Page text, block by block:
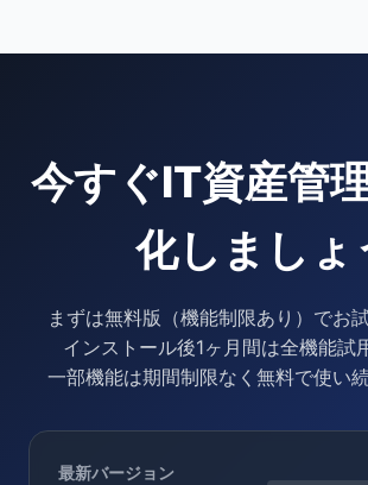
今すぐIT資産管
化しましょ
まずは無料版（機能制限あり）でお
インストール後1ヶ月間は全機能試
一部機能は期間制限なく無料で使い続
最新バージョン